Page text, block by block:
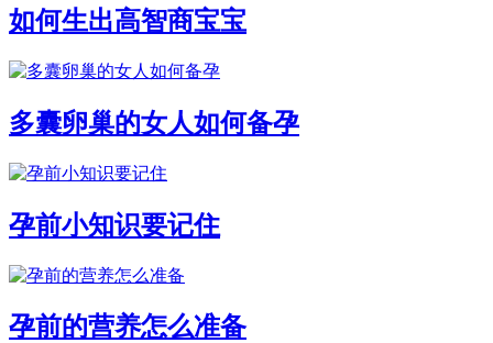
如何生出高智商宝宝
多囊卵巢的女人如何备孕
孕前小知识要记住
孕前的营养怎么准备